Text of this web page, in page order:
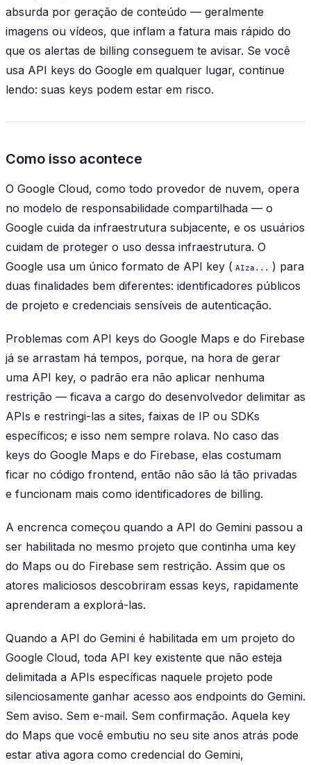
absurda por geração de conteúdo — geralmente
imagens ou vídeos, que inflam a fatura mais rápido do
que os alertas de billing conseguem te avisar. Se você
usa API keys do Google em qualquer lugar, continue
lendo: suas keys podem estar em risco.
Como isso acontece
O Google Cloud, como todo provedor de nuvem, opera
no modelo de responsabilidade compartilhada — o
Google cuida da infraestrutura subjacente, e os usuários
cuidam de proteger o uso dessa infraestrutura. O
Google usa um único formato de API key ( AIza... ) para
duas finalidades bem diferentes: identificadores públicos
de projeto e credenciais sensíveis de autenticação.
Problemas com API keys do Google Maps e do Firebase
já se arrastam há tempos, porque, na hora de gerar
uma API key, o padrão era não aplicar nenhuma
restrição — ficava a cargo do desenvolvedor delimitar as
APIs e restringi-las a sites, faixas de IP ou SDKs
específicos; e isso nem sempre rolava. No caso das
keys do Google Maps e do Firebase, elas costumam
ficar no código frontend, então não são lá tão privadas
e funcionam mais como identificadores de billing.
A encrenca começou quando a API do Gemini passou a
ser habilitada no mesmo projeto que continha uma key
do Maps ou do Firebase sem restrição. Assim que os
atores maliciosos descobriram essas keys, rapidamente
aprenderam a explorá-las.
Quando a API do Gemini é habilitada em um projeto do
Google Cloud, toda API key existente que não esteja
delimitada a APIs específicas naquele projeto pode
silenciosamente ganhar acesso aos endpoints do Gemini.
Sem aviso. Sem e-mail. Sem confirmação. Aquela key
do Maps que você embutiu no seu site anos atrás pode
estar ativa agora como credencial do Gemini,